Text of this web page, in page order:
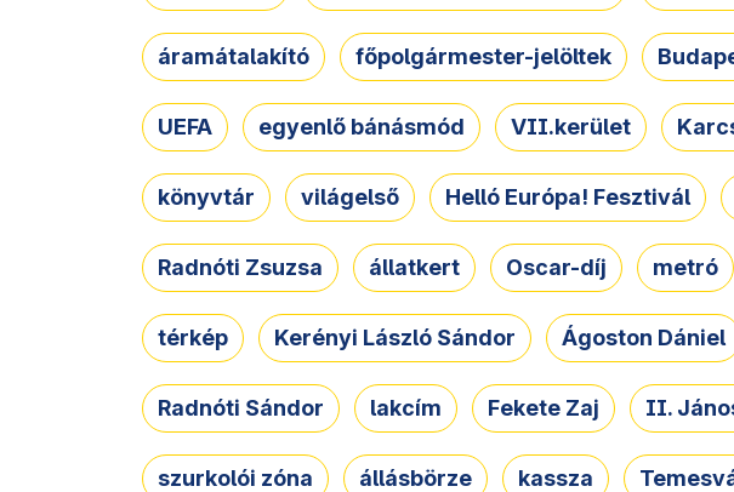
áramátalakító főpolgármester-jelöltek
UEFA egyenlő bánásmód VII.kerület
könyvtár világelső Helló Európa! Fesztivál
Radnóti Zsuzsa állatkert Oscar-díj metró
térkép Kerényi László Sándor Ágoston Dániel
Radnóti Sándor lakcím Fekete Zaj II.
szurkolói zóna állásbörze kassza